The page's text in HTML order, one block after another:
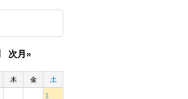
次月»
木 金 土
1